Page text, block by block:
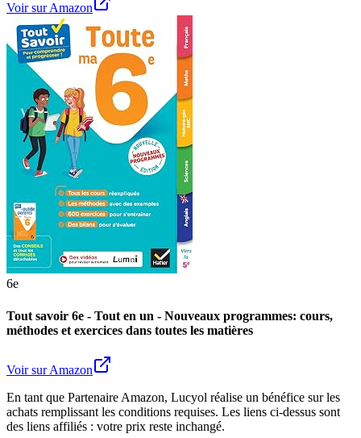
Voir sur Amazon
6e
Tout savoir 6e - Tout en un - Nouveaux programmes: cours,
méthodes et exercices dans toutes les matières
Voir sur Amazon
En tant que Partenaire Amazon, Lucyol réalise un bénéfice sur les
achats remplissant les conditions requises. Les liens ci-dessus sont
des liens affiliés : votre prix reste inchangé.